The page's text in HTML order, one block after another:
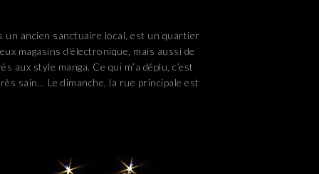
un ancien sanctuaire local, est un quartier
magasins d’électronique, mais aussi de
aux style manga. Ce qui m’a déplu, c’est
sain… Le dimanche, la rue principale est